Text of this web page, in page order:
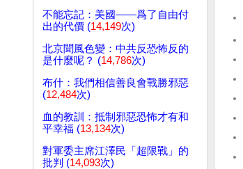
不能忘記：美國——爲了自由付
出的代價 (14,149次)
北京聞風色變：中共反恐怖反的
是什麼呢？ (14,786次)
布什：我們相信善良會戰勝邪惡
(12,484次)
血的教訓：抵制邪惡恐怖才有和
平幸福 (13,134次)
對軍委主席江澤民「超限戰」的
批判 (14,093次)